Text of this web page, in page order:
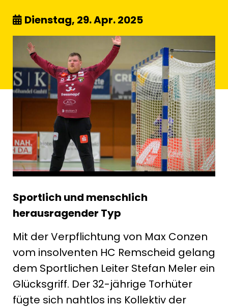
Dienstag, 29. Apr. 2025
Sportlich und menschlich
herausragender Typ
Mit der Verpflichtung von Max Conzen
vom insolventen HC Remscheid gelang
dem Sportlichen Leiter Stefan Meler ein
Glücksgriff. Der 32-jährige Torhüter
fügte sich nahtlos ins Kollektiv der